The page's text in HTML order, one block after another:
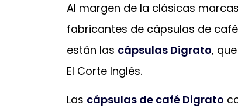
Al margen de la clásicas
fabricantes de cápsulas de
están las cápsulas Digrato,
El Corte Inglés.
Las cápsulas de café Digrato